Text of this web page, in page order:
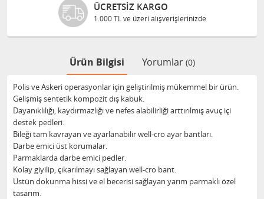
ÜCRETSIZ KARGO
1.000 TL ve üzeri alışverişlerinizde
Ürün Bilgisi Yorumlar (0)
Polis ve Askeri operasyonlar için geliştirilmiş mükemmel bir ürün.
Gelişmiş sentetik kompozit dış kabuk.
Dayanıklılığı, kaydırmazlığı ve nefes alabilirliği arttırılmış avuç içi
destek pedleri.
Bileği tam kavrayan ve ayarlanabilir well-cro ayar bantları.
Darbe emici üst korumalar.
Parmaklarda darbe emici pedler.
Kolay giyilip, çıkarılmayı sağlayan well-cro bant.
Üstün dokunma hissi ve el becerisi sağlayan yarım parmaklı özel
tasarım.